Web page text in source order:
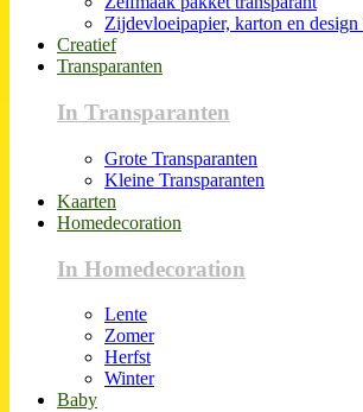
Zijdevloeipapier, karton en design
Creatief
Transparanten
In Transparanten
Grote Transparanten
Kleine Transparanten
Kaarten
Homedecoration
In Homedecoration
Lente
Zomer
Herfst
Winter
Baby